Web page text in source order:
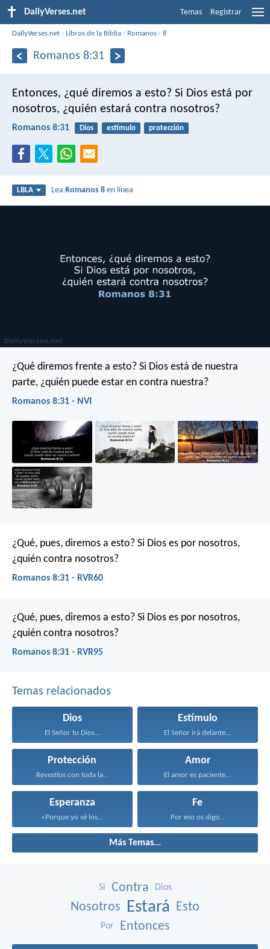
DailyVerses.net Temas Registrar
DailyVerses.net ›Libros de la Biblia › Romanos ›8
Romanos 8:31
Entonces, ¿qué diremos a esto? Si Dios está por
nosotros, ¿quién estará contra nosotros?
Romanos 8:31 Dios estímulo protección
LBLA LeaRomanos 8 en línea
¿Qué diremos frente a esto? Si Dios está de nuestra
parte, ¿quién puede estar en contra nuestra?
Romanos 8:31 - NVI
¿Qué, pues, diremos a esto? Si Dios es por nosotros,
¿quién contra nosotros?
Romanos 8:31 - RVR60
¿Qué, pues, diremos a esto? Si Dios es por nosotros,
¿quién contra nosotros?
Romanos 8:31 - RVR95
Temas relacionados
Dios
El Señor tu Dios...
Estímulo
El Señor irá delante...
Protección
Revestíos con toda la...
Amor
El amor es paciente...
Esperanza
«Porque yo sé los...
Fe
Por eso os digo...
Más Temas...
Si Contra Dios
Nosotros Estará Esto
Por Entonces